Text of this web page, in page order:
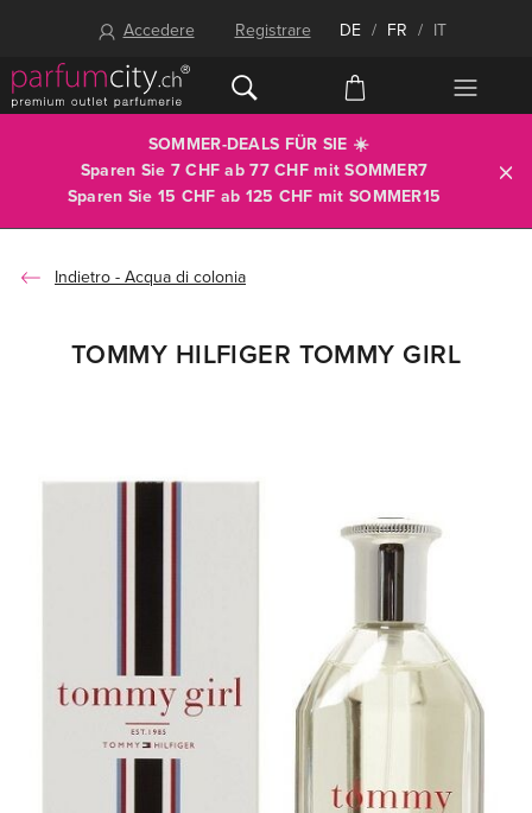
Accedere Registrare DE / FR / IT
SOMMER-DEALS FÜR SIE ☀️
Sparen Sie 7 CHF ab 77 CHF mitSOMMER7
Sparen Sie 15 CHF ab 125 CHF mit SOMMER15
Acqua di colonia
TOMMY HILFIGER TOMMY GIRL